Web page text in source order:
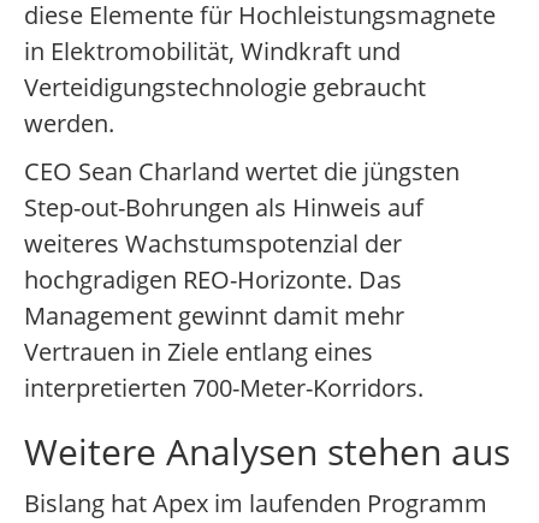
diese Elemente für Hochleistungsmagnete
in Elektromobilität, Windkraft und
Verteidigungstechnologie gebraucht
werden.
CEO Sean Charland wertet die jüngsten
Step-out-Bohrungen als Hinweis auf
weiteres Wachstumspotenzial der
hochgradigen REO-Horizonte. Das
Management gewinnt damit mehr
Vertrauen in Ziele entlang eines
interpretierten 700-Meter-Korridors.
Weitere Analysen stehen aus
Bislang hat Apex im laufenden Programm